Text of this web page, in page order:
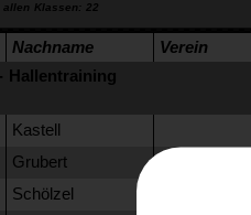
Klassen: 22
Nachname Verein
Hallentraining
Kastell
Grubert
Schölzel